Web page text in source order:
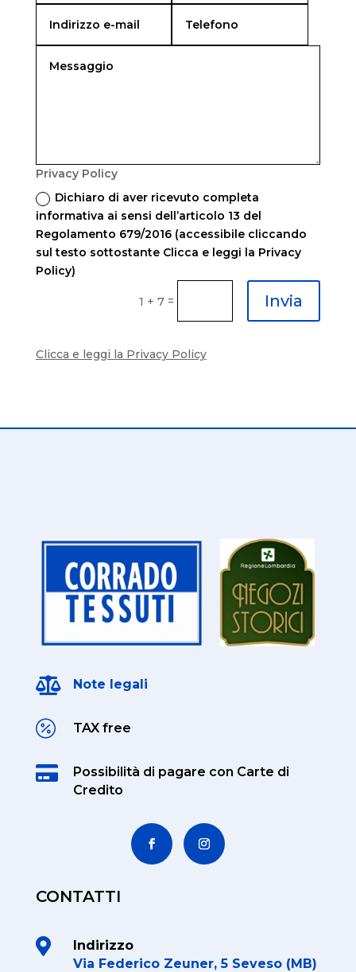
Privacy Policy
Dichiaro di aver ricevuto completa
informativa ai sensi dell’articolo 13 del
Regolamento 679/2016 (accessibile cliccando
sul testo sottostante Clicca e leggi la Privacy
Policy)
1 + 7 = Invia
Clicca e leggi la Privacy Policy
 Note legali
 TAX free
 Possibilità di pagare con Carte di
Credito
CONTATTI

Indirizzo
Via Federico Zeuner, 5 Seveso (MB)